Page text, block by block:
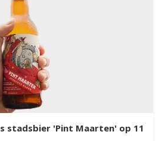
stadsbier 'Pint Maarten' op 11